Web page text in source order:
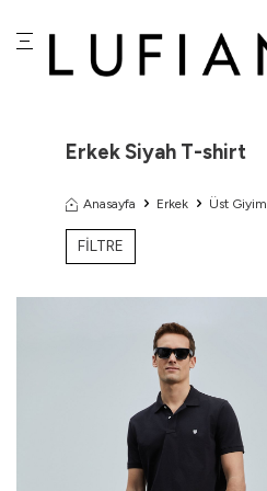
Erkek Siyah T-shirt
Anasayfa Erkek Üst Giyim
FİLTRE